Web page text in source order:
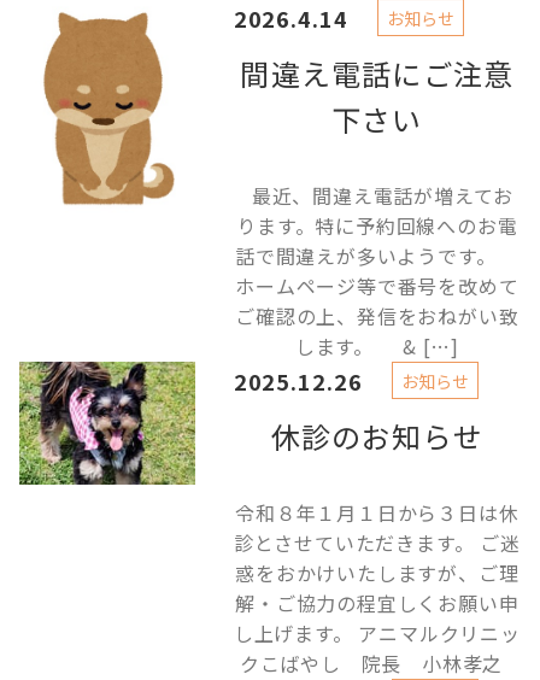
間違え電話にご注意
下さい
2026.4.14 お知らせ
最近、間違え電話が増えてお
ります。特に予約回線へのお電
話で間違えが多いようです。
ホームページ等で番号を改めて
ご確認の上、発信をおねがい致
します。 & […]
休診のお知らせ
2025.12.26 お知らせ
令和８年１月１日から３日は休
診とさせていただきます。 ご迷
惑をおかけいたしますが、ご理
解・ご協力の程宜しくお願い申
し上げます。 アニマルクリニッ
クこばやし 院長 小林孝之